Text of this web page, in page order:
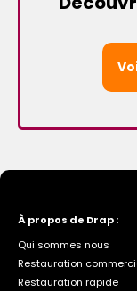
À propos de Drap :
Qui sommes nous
Restauration
Restauration rapide